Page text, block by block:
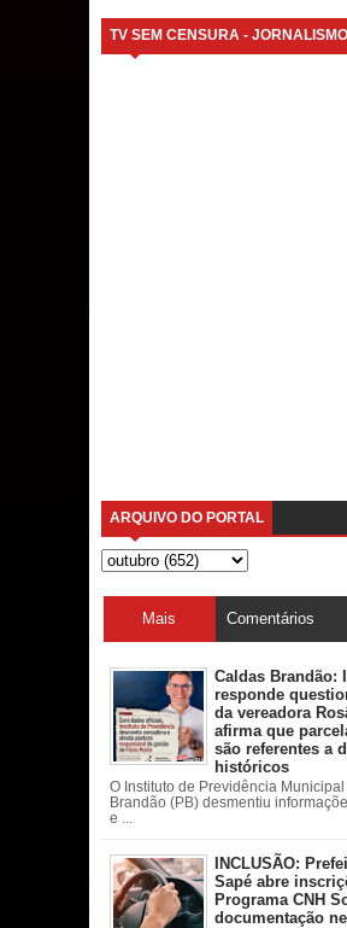
TV SEM CENSURA -
ARQUIVO DO PORTAL
Mais
acessadas
Comentários
Caldas Brandão:
responde
da vereadora
afirma que
são referentes a
históricos
O Instituto de Previdência
Brandão (PB) desmentiu
e ...
INCLUSÃO:
Sapé abre
Programa CNH
documentação